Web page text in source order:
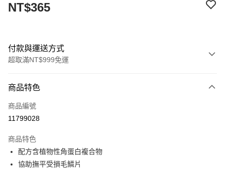
NT$365
付款與運送方式
超取滿NT$999免運
信用卡一次付款
超商取貨付款
Apple Pay
街口支付
商品特色
商品編號
11799028
商品特色
配方含植物性角蛋白複合物
協助撫平受損毛鱗片